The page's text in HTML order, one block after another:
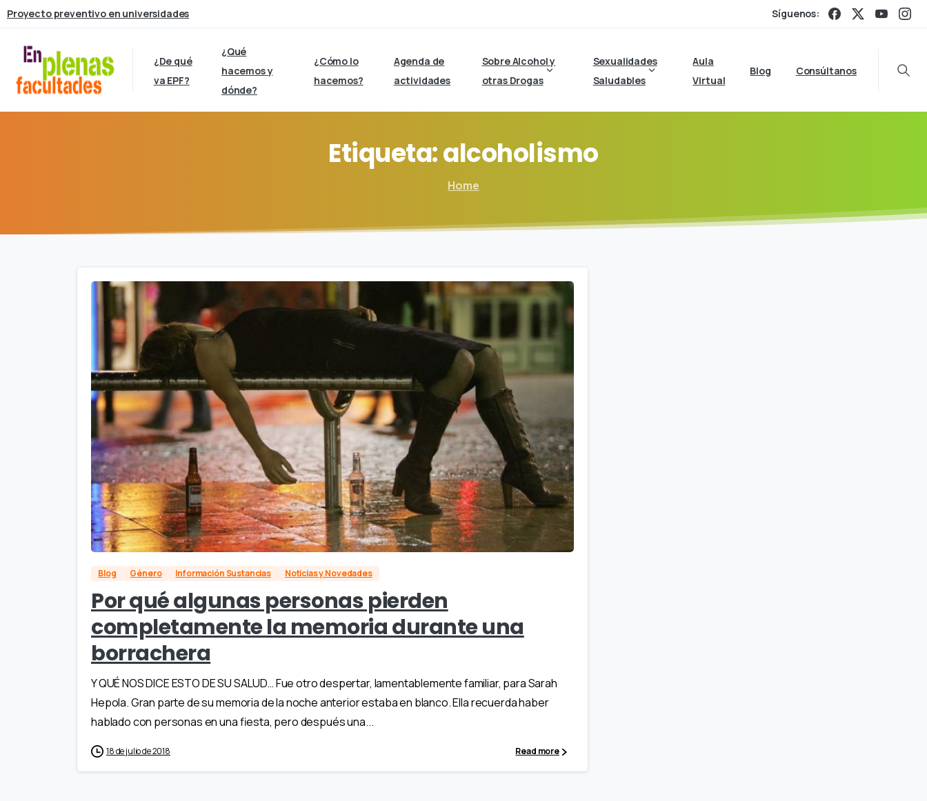
Proyecto preventivo en universidades Síguenos:
¿De qué
va EPF?
¿Qué
hacemos y
dónde?
¿Cómo lo
hacemos?
Agenda de
actividades
Sobre Alcohol y
otras Drogas
Sexualidades
Saludables
Aula
Virtual
Blog Consúltanos
Etiqueta:alcoholismo
Home
Blog Género Información Sustancias Noticias y Novedades
Por qué algunas personas pierden
completamente la memoria durante una
borrachera
Y QUÉ NOS DICE ESTO DE SU SALUD… Fue otro despertar, lamentablemente familiar, para Sarah
Hepola. Gran parte de su memoria de la noche anterior estaba en blanco. Ella recuerda haber
hablado con personas en una fiesta, pero después una...
18 de julio de 2018 Read more